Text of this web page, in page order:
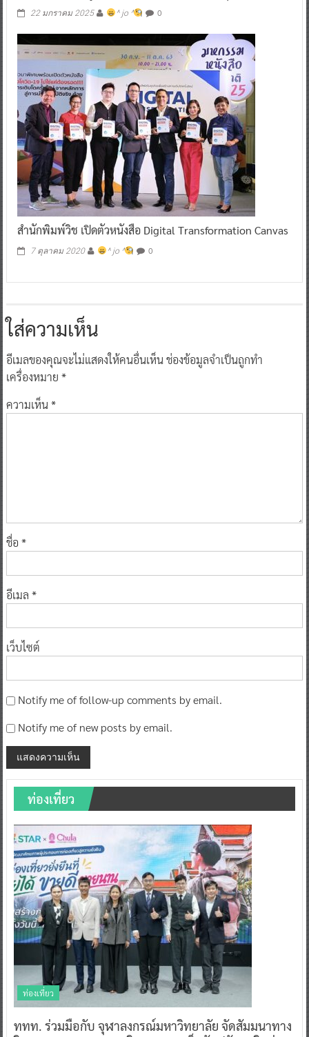
22 มกราคม 2025 ^ jo ^ 0
สำนักพิมพ์วิช เปิดตัวหนังสือ Digital Transformation Canvas
7 ตุลาคม 2020 ^ jo ^ 0
ใส่ความเห็น
อีเมลของคุณจะไม่แสดงให้คนอื่นเห็นช่องข้อมูลจำเป็นถูกทำ
เครื่องหมาย *
ความเห็น*
ชื่อ *
อีเมล *
เว็บไซต์
Notify me of follow-up comments by email.
Notify me of new posts by email.
ท่องเที่ยว
ท่องเที่ยว
ททท. ร่วมมือกับ จุฬาลงกรณ์มหาวิทยาลัย จัดสัมมนาทาง